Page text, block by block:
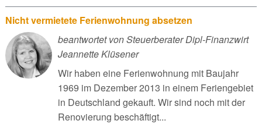
Nicht vermietete Ferienwohnung absetzen
beantwortet von Steuerberater Dipl-Finanzwirt
Jeannette Klüsener
Wir haben eine Ferienwohnung mit Baujahr
1969 im Dezember 2013 in einem Feriengebiet
in Deutschland gekauft. Wir sind noch mit der
Renovierung beschäftigt...